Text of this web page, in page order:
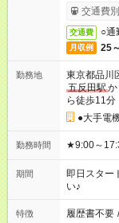
交通費
交通費 ○通
月収例 25
勤務地
東京都品川
五反田駅
ら徒歩11分
●大手電
勤務時間 ★9:00～
期間
即日スタ
い♪
特徴 履歴書不要 /